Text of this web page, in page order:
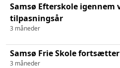
Samsø Efterskole igennem
tilpasningsår
3 måneder
Samsø Frie Skole
3 måneder